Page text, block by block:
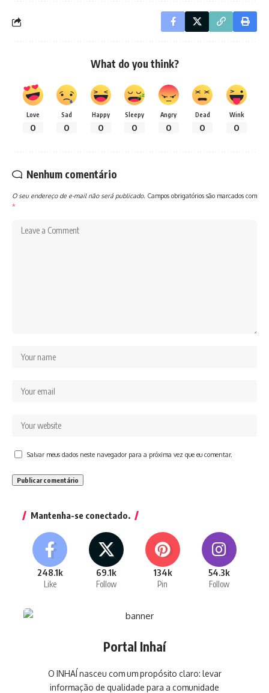
What do you think?
Love
0
Sad
0
Happy
0
Sleepy
0
Angry
0
Dead
0
Wink
0
Nenhum comentário
O seu endereço de e-mail não será publicado. Campos obrigatórios são marcados com
*
Salvar meus dados neste navegador para a próxima vez que eu comentar.
Mantenha-se conectado.
248.1k
Like
69.1k
Follow
134k
Pin
54.3k
Follow
Portal Inhaí
O INHAÍ nasceu com um propósito claro: levar
informação de qualidade para a comunidade